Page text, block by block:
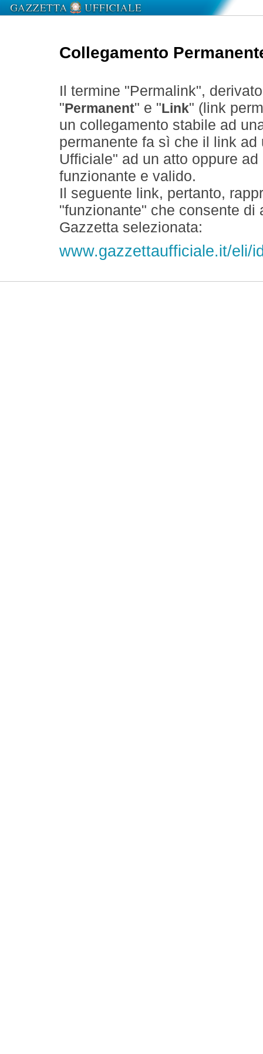
Collegamento
Il termine "Permalink",
" Permanent" e " Link" (link
un collegamento stabile ad
permanente fa sì che il link
Ufficiale" ad un atto oppure
funzionante e valido.
Il seguente link, pertanto,
"funzionante" che consente
Gazzetta selezionata:
www.gazzettaufficiale.it/eli/